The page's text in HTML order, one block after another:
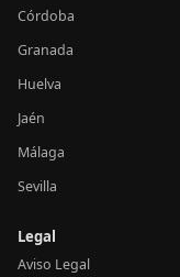
Córdoba
Granada
Huelva
Jaén
Málaga
Sevilla
Legal
Aviso Legal